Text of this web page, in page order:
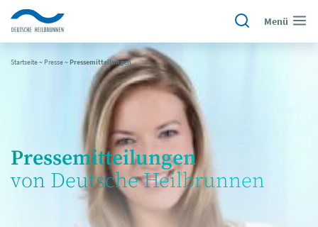
Menü
Startseite~ Presse~Pressemitteilungen
Pressemitteilungen
von Deutsche Heilbrunnen